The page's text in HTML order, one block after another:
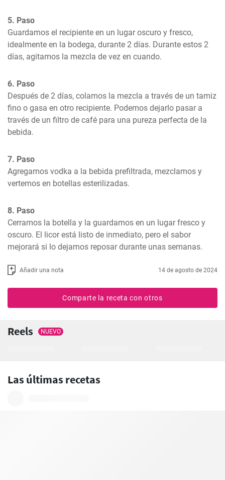
5. Paso
Guardamos el recipiente en un lugar oscuro y fresco,
idealmente en la bodega, durante 2 días. Durante estos 2
días, agitamos la mezcla de vez en cuando.
6. Paso
Después de 2 días, colamos la mezcla a través de un tamiz
fino o gasa en otro recipiente. Podemos dejarlo pasar a
través de un filtro de café para una pureza perfecta de la
bebida.
7. Paso
Agregamos vodka a la bebida prefiltrada, mezclamos y
vertemos en botellas esterilizadas.
8. Paso
Cerramos la botella y la guardamos en un lugar fresco y
oscuro. El licor está listo de inmediato, pero el sabor
mejorará si lo dejamos reposar durante unas semanas.
Añadir una nota 14 de agosto de 2024
Comparte la receta con otros
Reels NUEVO
Las últimas recetas